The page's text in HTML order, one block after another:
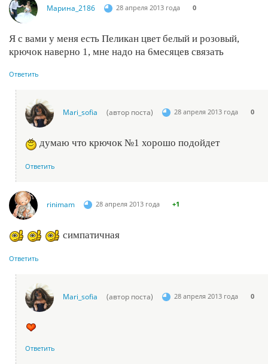
Марина_2186 28 апреля 2013 года 0
Я с вами у меня есть Пеликан цвет белый и розовый,
крючок наверно 1, мне надо на 6месяцев связать
Ответить
Mari_sofia (автор поста) 28 апреля 2013 года 0
думаю что крючок №1 хорошо подойдет
Ответить
rinimam 28 апреля 2013 года +1
симпатичная
Ответить
Mari_sofia (автор поста) 28 апреля 2013 года 0
Ответить